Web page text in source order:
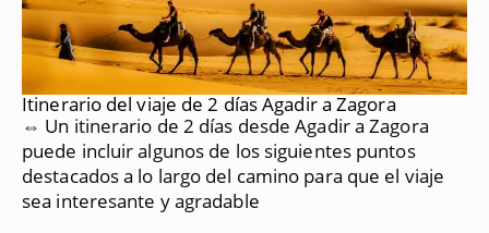
Itinerario del viaje de 2 días Agadir a Zagora
⇔ Un itinerario de 2 días desde Agadir a Zagora
puede incluir algunos de los siguientes puntos
destacados a lo largo del camino para que el viaje
sea interesante y agradable